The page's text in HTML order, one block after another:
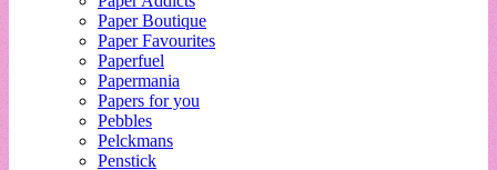
Paper Boutique
Paper Favourites
Paperfuel
Papermania
Papers for you
Pebbles
Pelckmans
Penstick